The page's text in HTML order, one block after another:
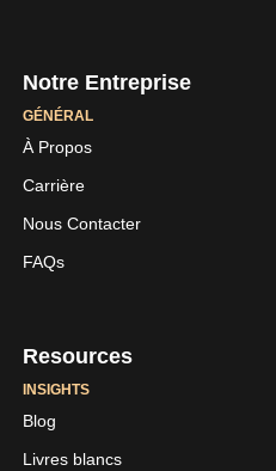
Notre Entreprise
GÉNÉRAL
À Propos
Carrière
Nous Contacter
FAQs
Resources
INSIGHTS
Blog
Livres blancs
LinkedInYoutube